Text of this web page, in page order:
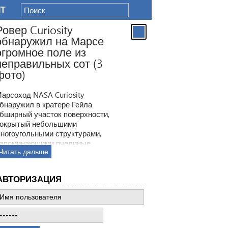
Curiosity
на Марсе
поле из
сот (3
NASA Curiosity
в кратере Гейла
участок поверхности,
небольшими
структурами,
пчелиные
Ранее ровер находил
все предыдущее такие
дальше